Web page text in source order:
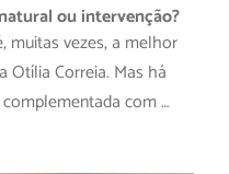
ou intervenção?
muitas vezes, a melhor
Otília Correia. Mas há
com …